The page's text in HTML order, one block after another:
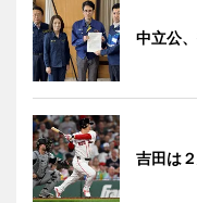
中立公
吉田は